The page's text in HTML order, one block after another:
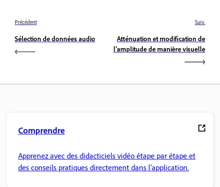
Précédent
Sélection de données audio
Suiv.
Atténuation et modification de
l’amplitude de manière visuelle
Comprendre
Apprenez avec des didacticiels vidéo étape par étape et
des conseils pratiques directement dans l’application.